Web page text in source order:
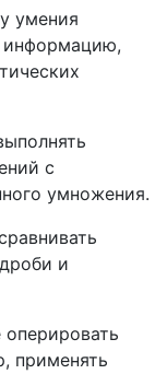
умения
информацию,
с
умножения.
и
применять